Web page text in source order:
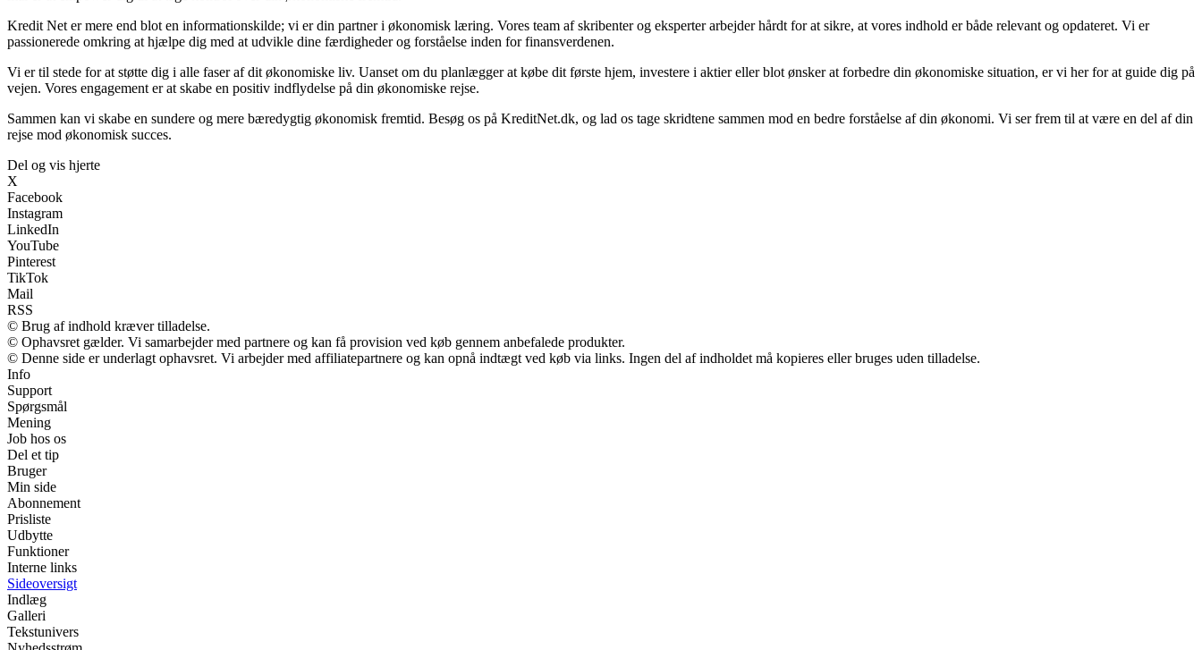
Kredit Net er mere end blot en informationskilde; vi er din partner i økonomisk læring. Vores team af skribenter og eksperter arbejder hårdt for at sikre, at vores indhold er både relevant og opdateret. Vi er
passionerede omkring at hjælpe dig med at udvikle dine færdigheder og forståelse inden for finansverdenen.
Vi er til stede for at støtte dig i alle faser af dit økonomiske liv. Uanset om du planlægger at købe dit første hjem, investere i aktier eller blot ønsker at forbedre din økonomiske situation, er vi her for at guide dig på
vejen. Vores engagement er at skabe en positiv indflydelse på din økonomiske rejse.
Sammen kan vi skabe en sundere og mere bæredygtig økonomisk fremtid. Besøg os på KreditNet.dk, og lad os tage skridtene sammen mod en bedre forståelse af din økonomi. Vi ser frem til at være en del af din
rejse mod økonomisk succes.
Del og vis hjerte
X
Facebook
Instagram
LinkedIn
YouTube
Pinterest
TikTok
Mail
RSS
© Brug af indhold kræver tilladelse.
© Ophavsret gælder. Vi samarbejder med partnere og kan få provision ved køb gennem anbefalede produkter.
© Denne side er underlagt ophavsret. Vi arbejder med affiliatepartnere og kan opnå indtægt ved køb via links. Ingen del af indholdet må kopieres eller bruges uden tilladelse.
Info
Support
Spørgsmål
Mening
Job hos os
Del et tip
Bruger
Min side
Abonnement
Prisliste
Udbytte
Funktioner
Interne links
Sideoversigt
Indlæg
Galleri
Tekstunivers